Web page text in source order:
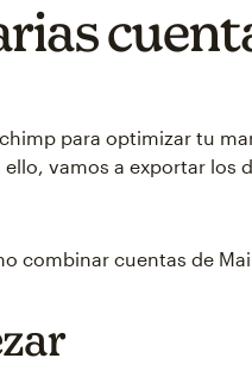
para optimizar tu
vamos a exportar los
combinar cuentas de